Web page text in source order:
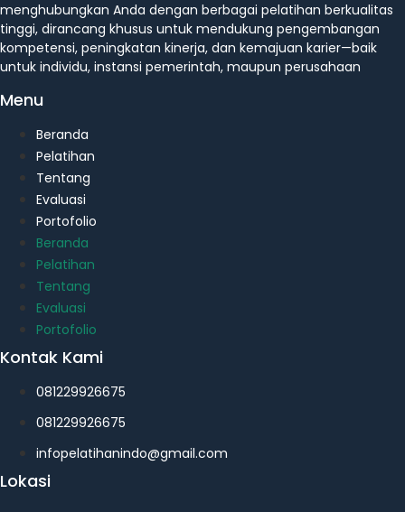
menghubungkan Anda dengan berbagai pelatihan berkualitas
tinggi, dirancang khusus untuk mendukung pengembangan
kompetensi, peningkatan kinerja, dan kemajuan karier—baik
untuk individu, instansi pemerintah, maupun perusahaan
Menu
Beranda
Pelatihan
Tentang
Evaluasi
Portofolio
Beranda
Pelatihan
Tentang
Evaluasi
Portofolio
Kontak Kami
081229926675
081229926675
infopelatihanindo@gmail.com
Lokasi